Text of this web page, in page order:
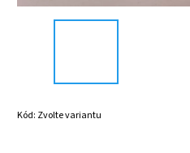
Kód: Zvolte variantu